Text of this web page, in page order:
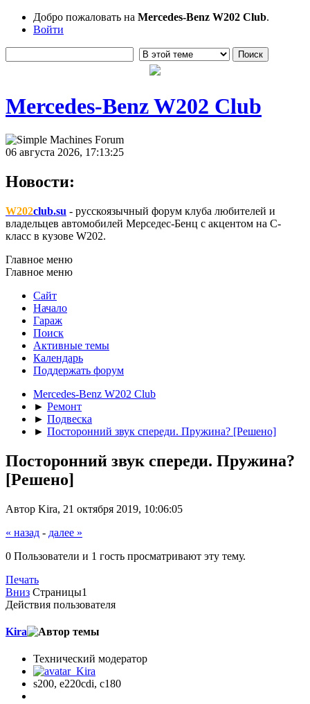
Добро пожаловать на Mercedes-Benz W202 Club.
Войти
Mercedes-Benz W202 Club
06 августа 2026, 17:13:25
Новости:
W202club.su - русскоязычный форум клуба любителей и
владельцев автомобилей Мерседес-Бенц с акцентом на C-
класс в кузове W202.
Главное меню
Главное меню
Сайт
Начало
Гараж
Поиск
Активные темы
Календарь
Поддержать форум
Mercedes-Benz W202 Club
► Ремонт
► Подвеска
► Посторонний звук спереди. Пружина? [Решено]
Посторонний звук спереди. Пружина?
[Решено]
Автор Kira, 21 октября 2019, 10:06:05
« назад - далее »
0 Пользователи и 1 гость просматривают эту тему.
Печать
Вниз Страницы1
Действия пользователя
Kira
Технический модератор
s200, е220cdi, с180